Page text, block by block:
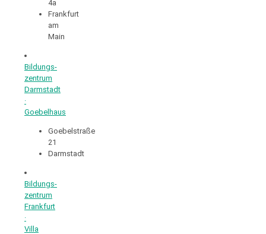
4a
Frankfurt
am
Main
Bildungs­
zentrum
Darmstadt
·
Goebelhaus
Goebelstraße
21
Darmstadt
Bildungs­
zentrum
Frankfurt
·
Villa